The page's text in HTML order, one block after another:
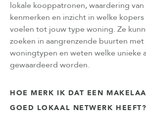
lokale kooppatronen, waardering van
kenmerken en inzicht in welke
voelen tot jouw type woning. Ze
zoeken in aangrenzende buurten
woningtypen en weten welke unieke
gewaardeerd worden.
HOE MERK IK DAT EEN
GOED LOKAAL NETWERK HEEFT?